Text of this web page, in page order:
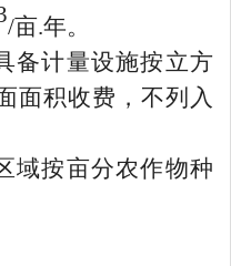
/亩.年。
备计量设施按立方
面积收费，不列入
域按亩分农作物种